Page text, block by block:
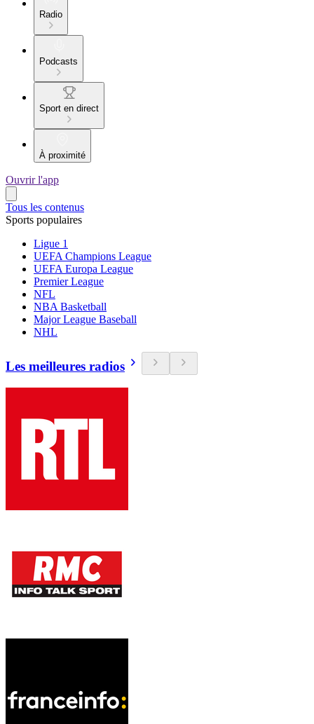
Radio
Podcasts
Sport en direct
À proximité
Ouvrir l'app
Tous les contenus
Sports populaires
Ligue 1
UEFA Champions League
UEFA Europa League
Premier League
NFL
NBA Basketball
Major League Baseball
NHL
Les meilleures radios